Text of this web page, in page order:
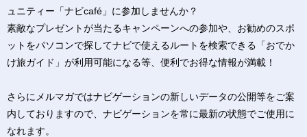
ュニティー「ナビcafé」に参加しませんか？
素敵なプレゼントが当たるキャンペーンへの参加や、お勧めのスポ
ットをパソコンで探してナビで使えるルートを検索できる「おでか
け旅ガイド」が利用可能になる等、便利でお得な情報が満載！
さらにメルマガではナビゲーションの新しいデータの公開等をご案
内しておりますので、ナビゲーションを常に最新の状態でご使用に
なれます。